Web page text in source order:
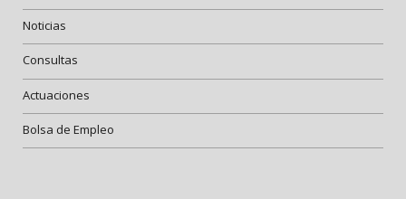
Noticias
Consultas
Actuaciones
Bolsa de Empleo